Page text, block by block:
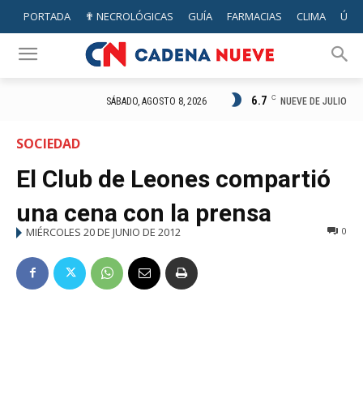
PORTADA ✟ NECROLÓGICAS GUÍA FARMACIAS CLIMA
SÁBADO, AGOSTO 8, 2026 6.7 C NUEVE DE JULIO
SOCIEDAD
El Club de Leones compartió
una cena con la prensa
MIÉRCOLES 20 DE JUNIO DE 2012 0